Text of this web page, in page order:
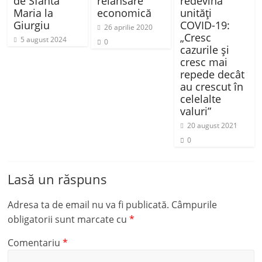
Maria la
Giurgiu
5 august 2024
economică
26 aprilie 2020
0
unităţi
COVID-19:
„Cresc
cazurile şi
cresc mai
repede decât
au crescut în
celelalte
valuri”
20 august 2021
0
Lasă un răspuns
Adresa ta de email nu va fi publicată. Câmpurile
obligatorii sunt marcate cu*
Comentariu*